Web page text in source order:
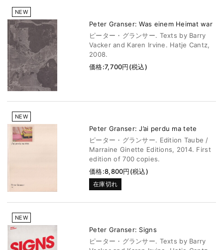
NEW
Peter Granser: Was einem Heimat war
ピーター・グランサー. Texts by Barry
Vacker and Karen Irvine. Hatje Cantz,
2008.
価格:7,700円(税込)
NEW
Peter Granser: J’ai perdu ma tete
ピーター・グランサー. Edition Taube /
Marraine Ginette Editions, 2014. First
edition of 700 copies.
価格:8,800円(税込)
在庫切れ
NEW
Peter Granser: Signs
ピーター・グランサー. Texts by Barry